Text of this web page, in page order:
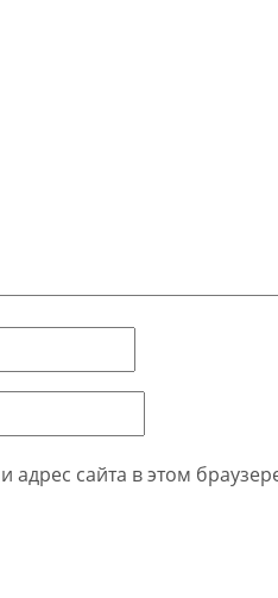
адрес сайта в этом